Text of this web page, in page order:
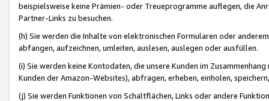
beispielsweise keine Prämien- oder Treueprogramme auflegen, die
Partner-Links zu besuchen.
(h) Sie werden die Inhalte von elektronischen Formularen oder
abfangen, aufzeichnen, umleiten, auslesen, auslegen oder ausfüllen.
(i) Sie werden keine Kontodaten, die unsere Kunden im
Kunden der Amazon-Websites), abfragen, erheben, einholen,
(j) Sie werden Funktionen von Schaltflächen, Links oder andere